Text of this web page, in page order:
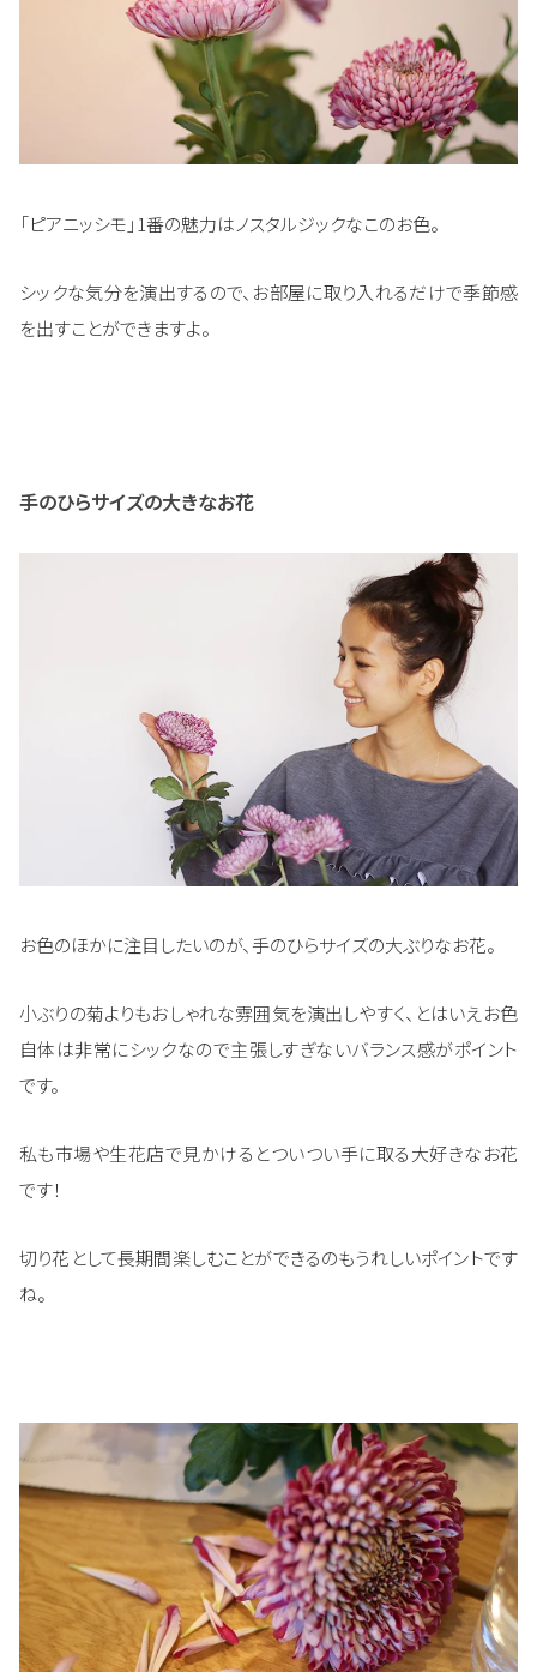
「ピアニッシモ」1番の魅力はノスタルジックなこのお色。
シックな気分を演出するので、お部屋に取り入れるだけで季節感
を出すことができますよ。
手のひらサイズの大きなお花
お色のほかに注目したいのが、手のひらサイズの大ぶりなお花。
小ぶりの菊よりもおしゃれな雰囲気を演出しやすく、とはいえお色
自体は非常にシックなので主張しすぎないバランス感がポイント
です。
私も市場や生花店で見かけるとついつい手に取る大好きなお花
です！
切り花として長期間楽しむことができるのもうれしいポイントです
ね。